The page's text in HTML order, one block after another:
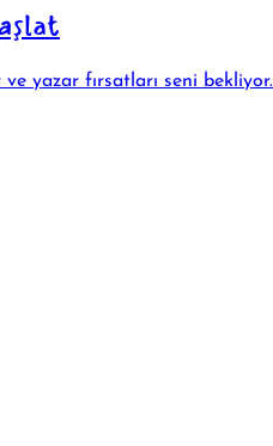
yazar fırsatları seni bekliyor.